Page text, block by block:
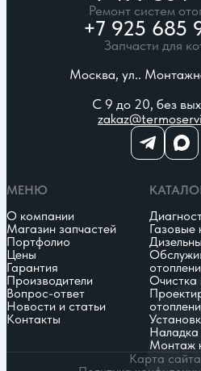
Ремонт систем
+7 925 685
Запчасти для
Москва, ул..
С 9 до 20, без
МЕНЮ
О компании
Магазин запчастей
Портфолио
Цены
Гарантия
Производители
Вопрос-ответ
Новости и статьи
Контакты
Газовые
Очистка
Наладка
Монтаж
Карта сайта